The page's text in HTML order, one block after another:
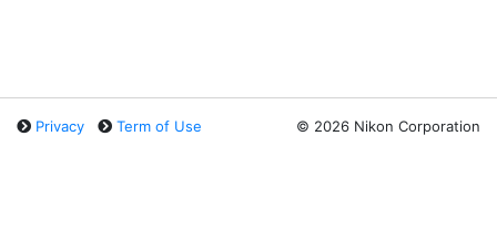
Privacy Term of Use © 2026 Nikon Corporation